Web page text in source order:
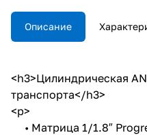
автомобиля и мотоциклов;
H.265/H.264/MJPEG ; SDK/ISAPI
открыты для интеграции;
Встроенная ИК-подсвктка 850
мм.
Описание
<h3>Цилиндрическая
транспорта</h3>
<p>
• Матрица 1/1.8″